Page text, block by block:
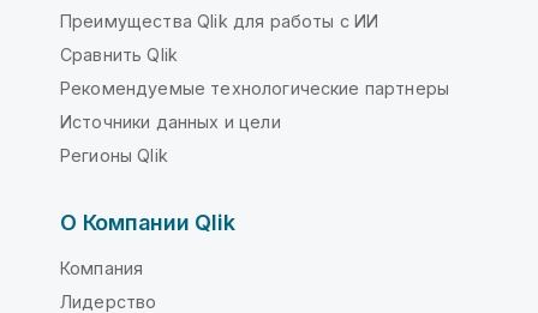
Преимущества Qlik для работы с ИИ
Сравнить Qlik
Рекомендуемые технологические партнеры
Источники данных и цели
Регионы Qlik
О Компании Qlik
Компания
Лидерство